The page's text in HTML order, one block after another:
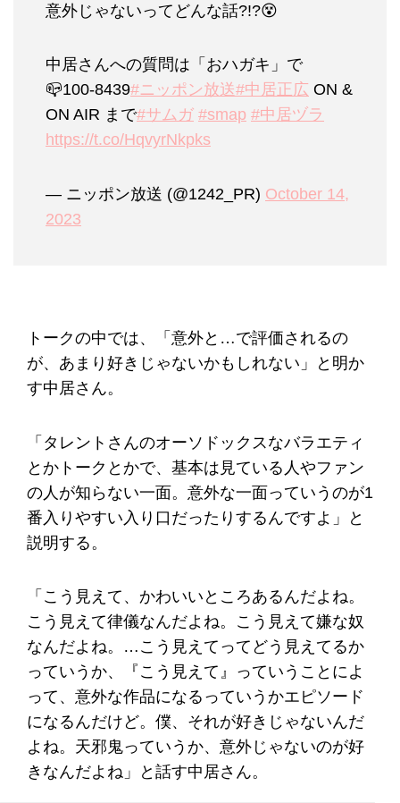
意外じゃないってどんな話?!?😵
中居さんへの質問は「おハガキ」で
📪100-8439#ニッポン放送#中居正広 ON &
ON AIR まで#サムガ #smap #中居ヅラ
https://t.co/HqvyrNkpks
— ニッポン放送 (@1242_PR) October 14,
2023
トークの中では、「意外と…で評価されるの
が、あまり好きじゃないかもしれない」と明か
す中居さん。
「タレントさんのオーソドックスなバラエティ
とかトークとかで、基本は見ている人やファン
の人が知らない一面。意外な一面っていうのが1
番入りやすい入り口だったりするんですよ」と
説明する。
「こう見えて、かわいいところあるんだよね。
こう見えて律儀なんだよね。こう見えて嫌な奴
なんだよね。…こう見えてってどう見えてるか
っていうか、『こう見えて』っていうことによ
って、意外な作品になるっていうかエピソード
になるんだけど。僕、それが好きじゃないんだ
よね。天邪鬼っていうか、意外じゃないのが好
きなんだよね」と話す中居さん。